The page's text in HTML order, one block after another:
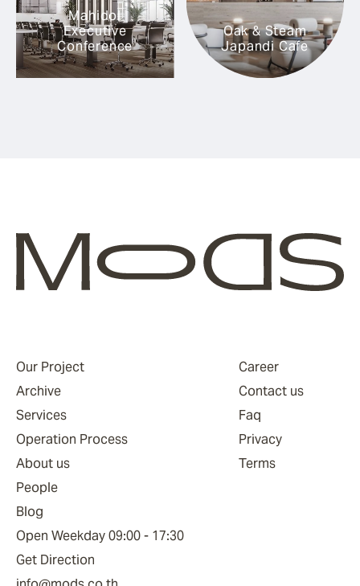
Mahidol
Executive
Conference
Oak & Steam
Japandi Cafe
Our Project
Archive
Services
Operation Process
About us
People
Blog
Career
Contact us
Faq
Privacy
Terms
Open Weekday 09:00 - 17:30
Get Direction